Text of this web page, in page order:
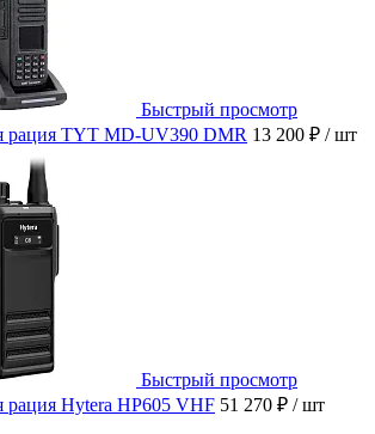
Быстрый просмотр
рация TYT MD-UV390 DMR 13 200 ₽ / шт
Быстрый просмотр
рация Hytera HP605 VHF 51 270 ₽ / шт